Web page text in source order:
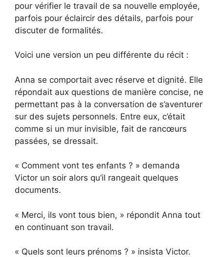
pour vérifier le travail de sa nouvelle employée,
parfois pour éclaircir des détails, parfois pour
discuter de formalités.
Voici une version un peu différente du récit :
Anna se comportait avec réserve et dignité. Elle
répondait aux questions de manière concise, ne
permettant pas à la conversation de s’aventurer
sur des sujets personnels. Entre eux, c’était
comme si un mur invisible, fait de rancœurs
passées, se dressait.
« Comment vont tes enfants ? » demanda
Victor un soir alors qu’il rangeait quelques
documents.
« Merci, ils vont tous bien, » répondit Anna tout
en continuant son travail.
« Quels sont leurs prénoms ? » insista Victor.